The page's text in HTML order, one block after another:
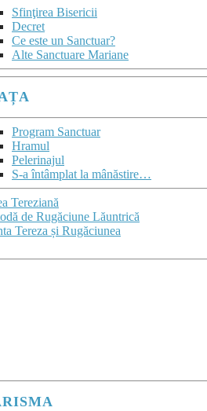
Sfinţirea Bisericii
Decret
Ce este un Sanctuar?
Alte Sanctuare Mariane
Program Sanctuar
Hramul
Pelerinajul
S-a întâmplat la mânăstire…
Tereziană
de Rugăciune Lăuntrică
Tereza și Rugăciunea